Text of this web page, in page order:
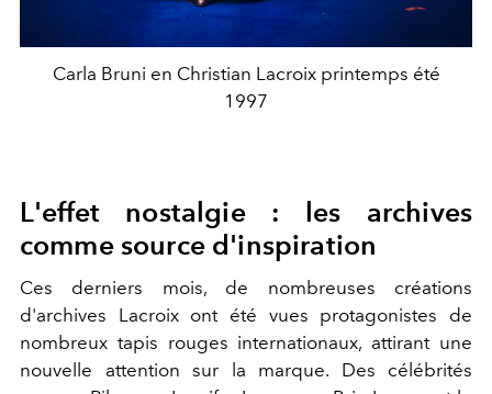
Carla Bruni en Christian Lacroix printemps été
1997
L'effet nostalgie : les archives
comme source d'inspiration
Ces derniers mois, de nombreuses créations
d'archives Lacroix ont été vues protagonistes de
nombreux tapis rouges internationaux, attirant une
nouvelle attention sur la marque. Des célébrités